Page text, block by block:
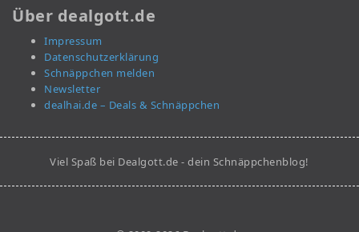
Über dealgott.de
Impressum
Datenschutzerklärung
Schnäppchen melden
Newsletter
dealhai.de – Deals & Schnäppchen
Viel Spaß bei Dealgott.de - dein Schnäppchenblog!